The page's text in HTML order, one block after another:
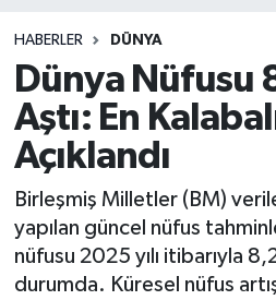
HABERLER DÜNYA
Dünya Nüfusu
Aştı: En
Açıklandı
Birleşmiş Milletler (BM)
yapılan güncel nüfus
nüfusu 2025 yılı itibarıyla
durumda. Küresel nüfus
Ulusal Haberler
Vefat Edenler